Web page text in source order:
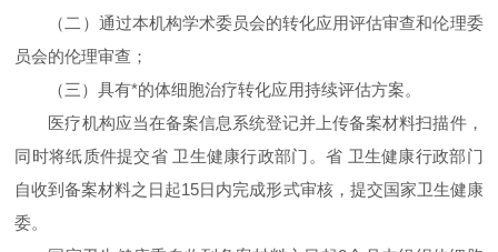
（二）通过本机构学术委员会的转化应用评估审查和伦理委
员会的伦理审查；
（三）具有*的体细胞治疗转化应用持续评估方案。
医疗机构应当在备案信息系统登记并上传备案材料扫描件，
同时将纸质件提交省 卫生健康行政部门。省 卫生健康行政部门
自收到备案材料之日起15日内完成形式审核，提交国家卫生健康
委。